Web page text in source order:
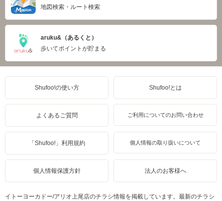
地図検索・ルート検索
aruku&（あるくと）
歩いてポイントが貯まる
Shufoo!の使い方 Shufoo!とは
よくあるご質問 ご利用についてのお問い合わせ
「Shufoo!」利用規約 個人情報の取り扱いについて
個人情報保護方針 法人のお客様へ
イトーヨーカドー/アリオ上尾店のチラシ情報を掲載しています。最新のチラシ